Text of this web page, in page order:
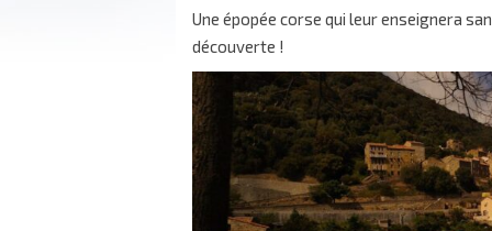
Une épopée corse qui leur enseignera
découverte !